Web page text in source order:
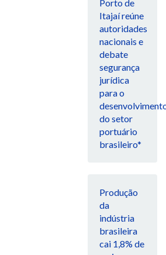
Porto de
Itajaí reúne
autoridades
nacionais e
debate
segurança
jurídica
para o
do setor
portuário
brasileiro*
Produção
da
indústria
brasileira
cai 1,8% de